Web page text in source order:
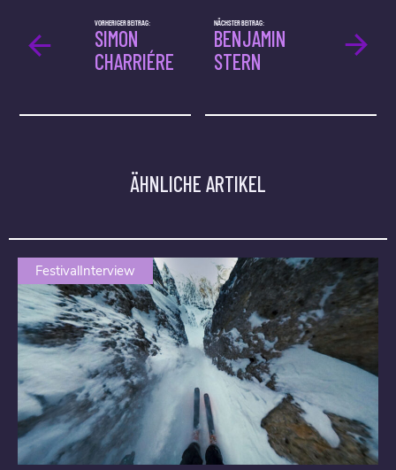
NÄCHSTER BEITRAG:
BENJAMIN
STERN
VORHERIGER BEITRAG:
SIMON
CHARRIÉRE
ÄHNLICHE ARTIKEL
FestivalInterview